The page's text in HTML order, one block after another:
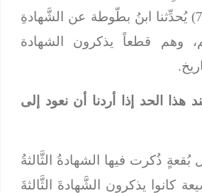
سنة (731) أو (732) يُحدِّثنا ابنُ بطّوطة عن الشَّهادةِ
وهم قطعاً يذكرون الشهادة
هذا الحد إذا أردنا أن نعود إلى
ذُكرت فيها الشهادةُ الثَّالثةُ
كانوا يذكرون الشَّهادةَ الثَّالثةَ